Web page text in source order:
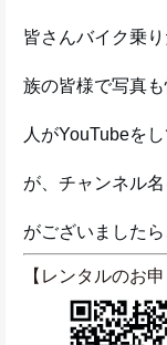
皆さんバイク乗
とて
族の皆様で写真
人がYouTubeを
が、チャンネル
ま
がございました
【レンタルのお